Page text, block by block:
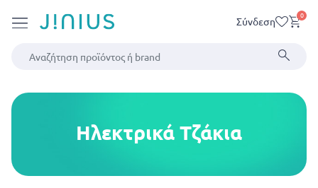
Σύνδεση 0
Ηλεκτρικά Τζάκια